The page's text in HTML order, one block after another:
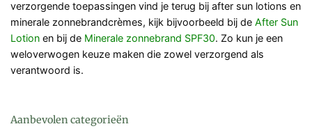
verzorgende toepassingen vind je terug bij after sun lotions en
minerale zonnebrandcrèmes, kijk bijvoorbeeld bij de After Sun
Lotion en bij de Minerale zonnebrand SPF30. Zo kun je een
weloverwogen keuze maken die zowel verzorgend als
verantwoord is.
Aanbevolen categorieën